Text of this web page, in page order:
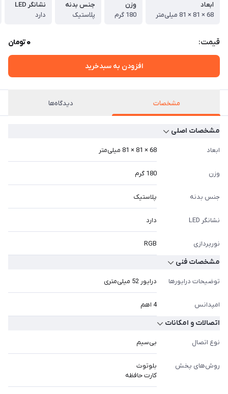
ابعاد
68 × 81 × 81 میلی‌متر
وزن
180 گرم
جنس بدنه
پلاستیک
نشانگر LED
دارد
قیمت: 0تومان
افزودن به سبدخرید
مشخصات دیدگاه‌ها
مشخصات اصلی
ابعاد 68 × 81 × 81 میلی‌متر
وزن 180 گرم
جنس بدنه پلاستیک
نشانگر LED دارد
نورپردازی RGB
مشخصات فنی
توضیحات درایورها درایور 52 میلی‌متری
امپدانس 4 اهم
اتصالات و امکانات
نوع اتصال بی‌سیم
روش‌های پخش
بلوتوث
کارت حافظه